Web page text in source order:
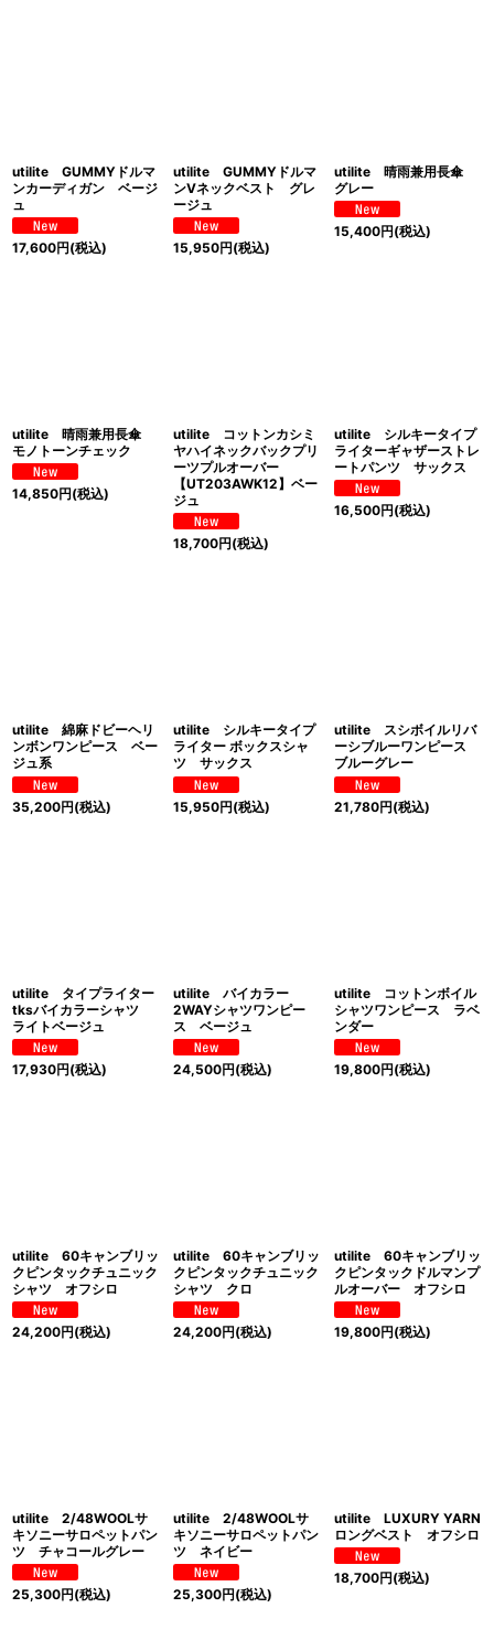
utilite GUMMYドルマ
ンカーディガン ベージ
ュ
17,600円(税込)
utilite GUMMYドルマ
ンVネックベスト グレ
ージュ
15,950円(税込)
utilite 晴雨兼用長傘
グレー
15,400円(税込)
utilite 晴雨兼用長傘
モノトーンチェック
14,850円(税込)
utilite コットンカシミ
ヤハイネックバックプリ
ーツプルオーバー
【UT203AWK12】ベー
ジュ
18,700円(税込)
utilite シルキータイプ
ライターギャザーストレ
ートパンツ サックス
16,500円(税込)
utilite 綿麻ドビーヘリ
ンボンワンピース ベー
ジュ系
35,200円(税込)
utilite シルキータイプ
ライター ボックスシャ
ツ サックス
15,950円(税込)
utilite スシボイルリバ
ーシブルーワンピース
ブルーグレー
21,780円(税込)
utilite タイプライター
tksバイカラーシャツ
ライトベージュ
17,930円(税込)
utilite バイカラー
2WAYシャツワンピー
ス ベージュ
24,500円(税込)
utilite コットンボイル
シャツワンピース ラベ
ンダー
19,800円(税込)
utilite 60キャンブリッ
クピンタックチュニック
シャツ オフシロ
24,200円(税込)
utilite 60キャンブリッ
クピンタックチュニック
シャツ クロ
24,200円(税込)
utilite 60キャンブリッ
クピンタックドルマンプ
ルオーバー オフシロ
19,800円(税込)
utilite 2/48WOOLサ
キソニーサロペットパン
ツ チャコールグレー
25,300円(税込)
utilite 2/48WOOLサ
キソニーサロペットパン
ツ ネイビー
25,300円(税込)
utilite LUXURY YARN
ロングベスト オフシロ
18,700円(税込)